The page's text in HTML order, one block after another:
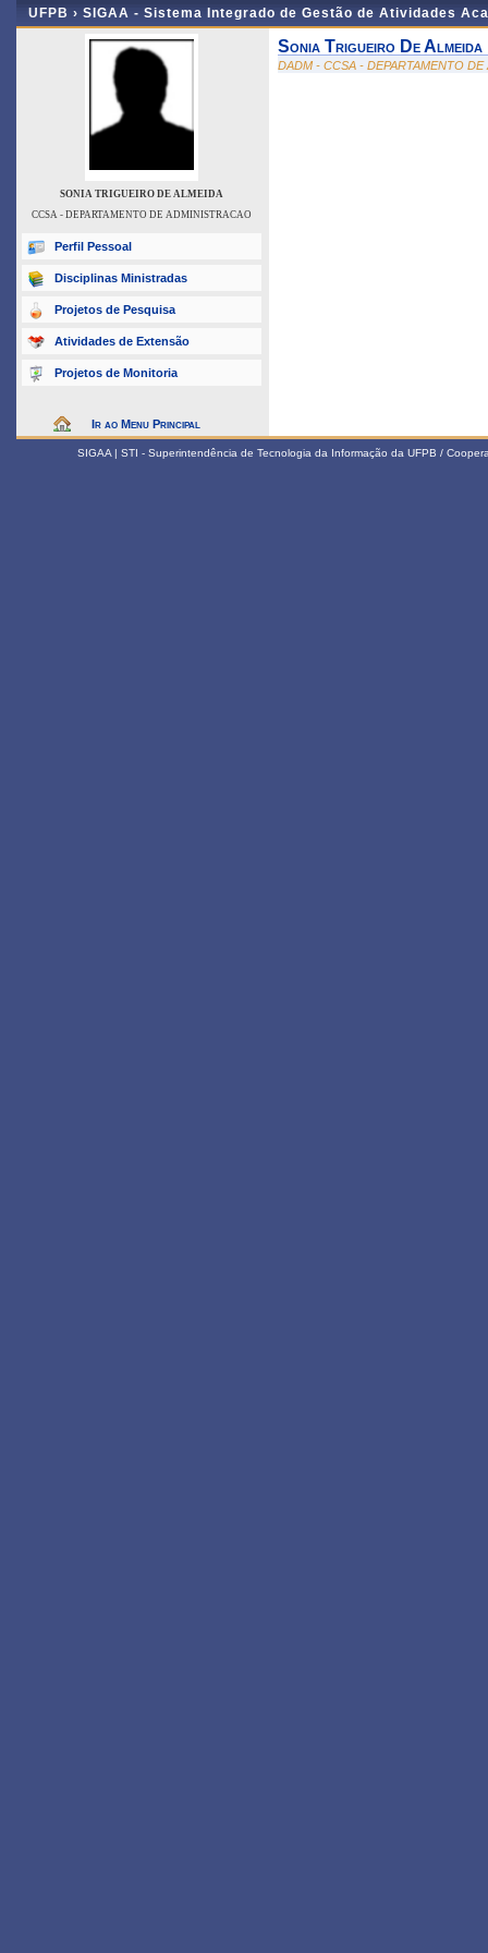
UFPB › SIGAA - Sistema Integrado de Gestão de Atividades
SONIA TRIGUEIRO DE ALMEIDA
CCSA - DEPARTAMENTO DE ADMINISTRACAO
Perfil Pessoal
Disciplinas Ministradas
Projetos de Pesquisa
Atividades de Extensão
Projetos de Monitoria
Ir ao Menu Principal
Sonia Trigueiro De Almeida
DADM - CCSA - DEPARTAMENTO
SIGAA | STI - Superintendência de Tecnologia da Informação da UFPB /